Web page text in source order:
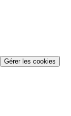
Gérer les cookies